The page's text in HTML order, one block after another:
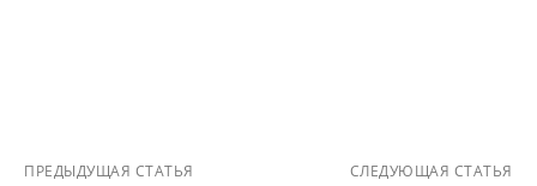
ПРЕДЫДУЩАЯ СТАТЬЯ СЛЕДУЮЩАЯ СТАТЬЯ